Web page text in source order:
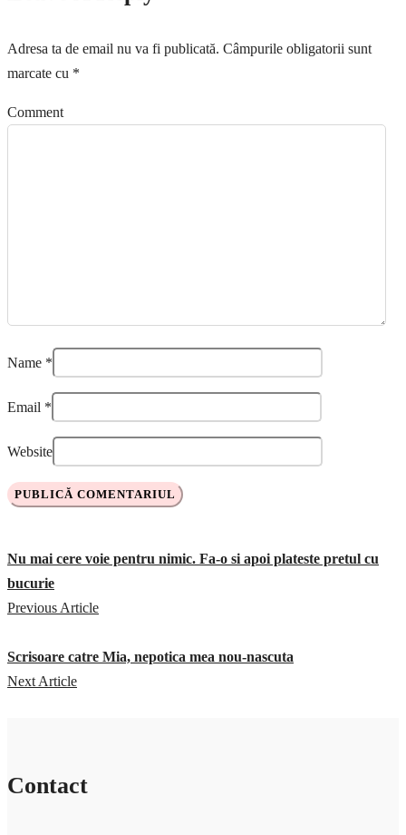
Adresa ta de email nu va fi publicată. Câmpurile obligatorii sunt
marcate cu *
Comment
Name *
Email *
Website
Nu mai cere voie pentru nimic. Fa-o si apoi plateste pretul cu
bucurie
Previous Article
Scrisoare catre Mia, nepotica mea nou-nascuta
Next Article
Contact